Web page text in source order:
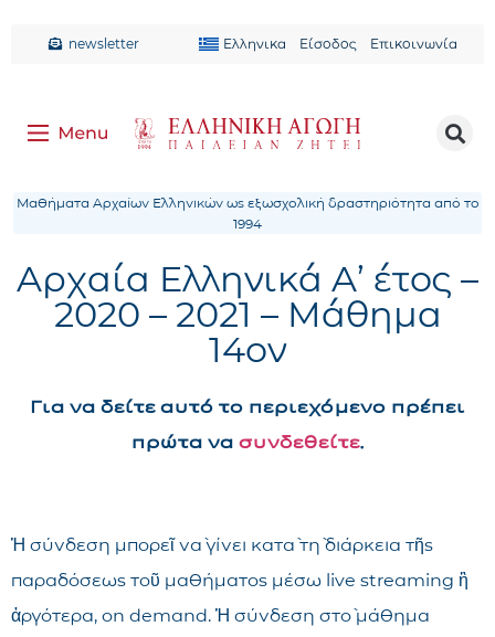
newsletter Ελληνικα Είσοδος Επικοινωνία
Μαθήματα Αρχαίων Ελληνικών ως εξωσχολική δραστηριότητα από το
1994
Αρχαία Ελληνικά Α’ έτος –
2020 – 2021 – Μάθημα
14ον
Για να δείτε αυτό το περιεχόμενο πρέπει
πρώτα να συνδεθείτε.
Ἡ σύνδεση μπορεῖ νὰ γίνει κατὰ τὴ διάρκεια τῆς
παραδόσεως τοῦ μαθήματος μέσω live streaming ἢ
ἀργότερα, on demand. Ἡ σύνδεση στὸ μάθημα